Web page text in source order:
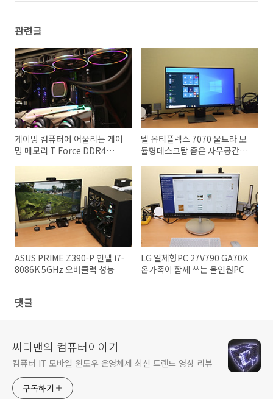
관련글
게이밍 컴퓨터에 어울리는 게이
밍 메모리 T Force DDR4
델 옵티플렉스 7070 울트라 모
듈형데스크탑 좁은 사무공간을
ASUS PRIME Z390-P 인텔 i7-
8086K 5GHz 오버클럭 성능
LG 일체형PC 27V790 GA70K
온가족이 함께 쓰는 올인원PC
댓글
씨디맨의 컴퓨터이야기
컴퓨터 IT 모바일 윈도우 운영체제 최신 트랜드 영상 리뷰
구독하기